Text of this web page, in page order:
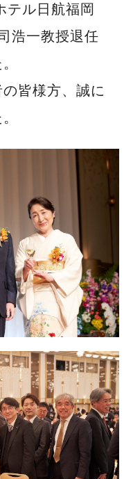
テル日航福岡
浩一教授退任
皆様方、誠に